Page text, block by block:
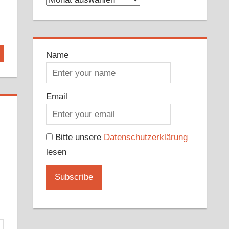
Name
Email
Bitte unsere Datenschutzerklärung
lesen